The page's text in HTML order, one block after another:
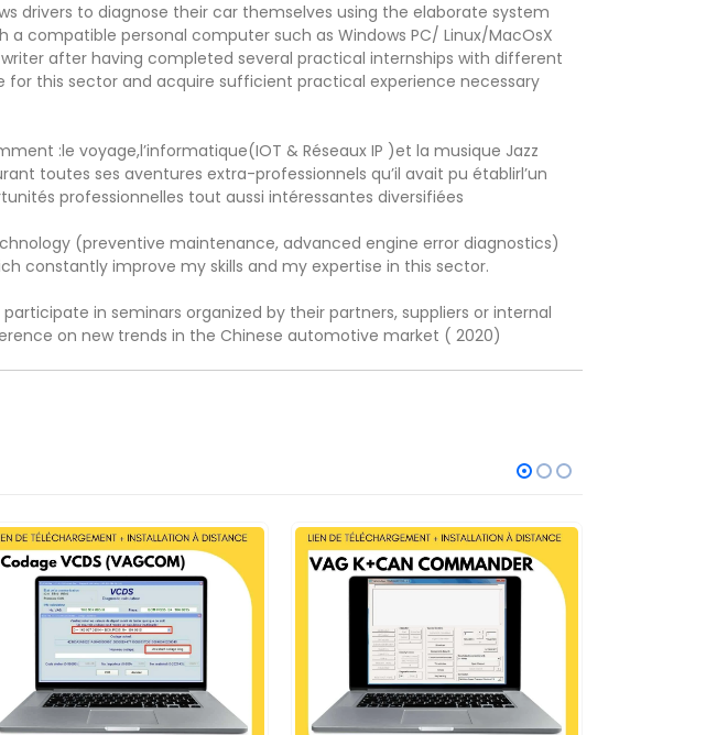
drivers to diagnose their car themselves using the elaborate system
compatible personal computer such as Windows PC/ Linux/MacOsX
after having completed several practical internships with different
this sector and acquire sufficient practical experience necessary
:le voyage,l’informatique(IOT & Réseaux IP )et la musique Jazz
toutes ses aventures extra-professionnels qu’il avait pu établirl’un
professionnelles tout aussi intéressantes diversifiées
(preventive maintenance, advanced engine error diagnostics)
constantly improve my skills and my expertise in this sector.
in seminars organized by their partners, suppliers or internal
on new trends in the Chinese automotive market ( 2020)